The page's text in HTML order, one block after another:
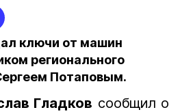
ключи от машин
регионального
Потаповым.
Гладков сообщил о